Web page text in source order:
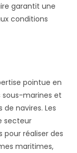
garantit une
conditions
pointue en
sous-marines et
navires. Les
secteur
pour réaliser des
maritimes,